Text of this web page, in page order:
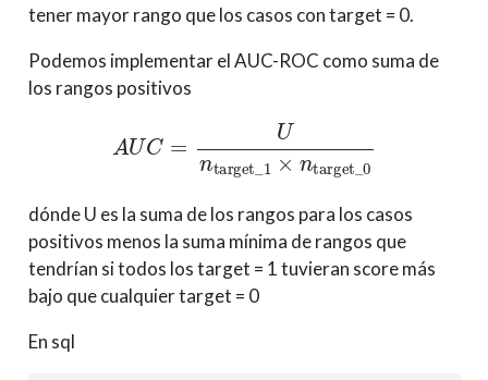
tener mayor rango que los casos con target = 0.
Podemos implementar el AUC-ROC como suma de
los rangos positivos
×n
dónde U es la suma de los rangos para los casos
positivos menos la suma mínima de rangos que
tendrían si todos los target = 1 tuvieran score más
bajo que cualquier target = 0
En sql